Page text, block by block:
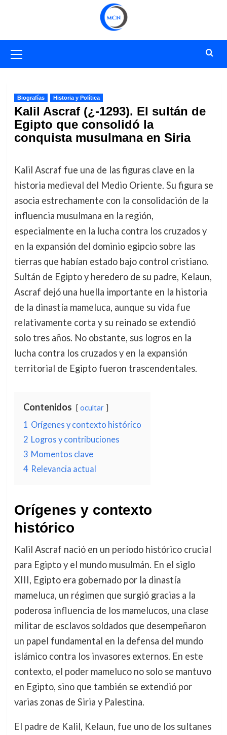
primario
Biografías Historia y Política
Kalil Ascraf (¿-1293). El sultán de
Egipto que consolidó la
conquista musulmana en Siria
Kalil Ascraf fue una de las figuras clave en la
historia medieval del Medio Oriente. Su figura se
asocia estrechamente con la consolidación de la
influencia musulmana en la región,
especialmente en la lucha contra los cruzados y
en la expansión del dominio egipcio sobre las
tierras que habían estado bajo control cristiano.
Sultán de Egipto y heredero de su padre, Kelaun,
Ascraf dejó una huella importante en la historia
de la dinastía mameluca, aunque su vida fue
relativamente corta y su reinado se extendió
solo tres años. No obstante, sus logros en la
lucha contra los cruzados y en la expansión
territorial de Egipto fueron trascendentales.
Contenidos ocultar
1 Orígenes y contexto histórico
2 Logros y contribuciones
3 Momentos clave
4 Relevancia actual
Orígenes y contexto
histórico
Kalil Ascraf nació en un período histórico crucial
para Egipto y el mundo musulmán. En el siglo
XIII, Egipto era gobernado por la dinastía
mameluca, un régimen que surgió gracias a la
poderosa influencia de los mamelucos, una clase
militar de esclavos soldados que desempeñaron
un papel fundamental en la defensa del mundo
islámico contra los invasores externos. En este
contexto, el poder mameluco no solo se mantuvo
en Egipto, sino que también se extendió por
varias zonas de Siria y Palestina.
El padre de Kalil, Kelaun, fue uno de los sultanes